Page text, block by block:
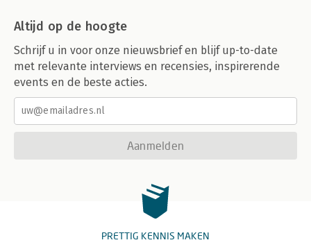
Altijd op de hoogte
Schrijf u in voor onze nieuwsbrief en blijf up-to-date
met relevante interviews en recensies, inspirerende
events en de beste acties.
Aanmelden
PRETTIG KENNIS MAKEN